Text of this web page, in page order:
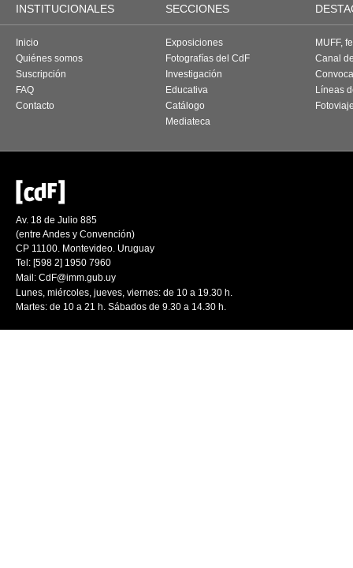
INSTITUCIONALES SECCIONES
Inicio
Quiénes somos
Suscripción
FAQ
Contacto
Exposiciones
Fotografías del CdF
Investigación
Educativa
Catálogo
Mediateca
MUFF,
Canal
Líneas
Av. 18 de Julio 885
(entre Andes y Convención)
CP 11100. Montevideo. Uruguay
Tel: [598 2] 1950 7960
Mail: CdF@imm.gub.uy
Lunes, miércoles, jueves, viernes: de 10 a 19.30 h.
Martes: de 10 a 21 h. Sábados de 9.30 a 14.30 h.